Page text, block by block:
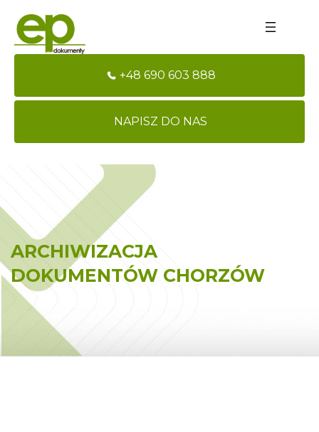
+48 690 603 888
NAPISZ DO NAS
ARCHIWIZACJA
DOKUMENTÓW CHORZÓW